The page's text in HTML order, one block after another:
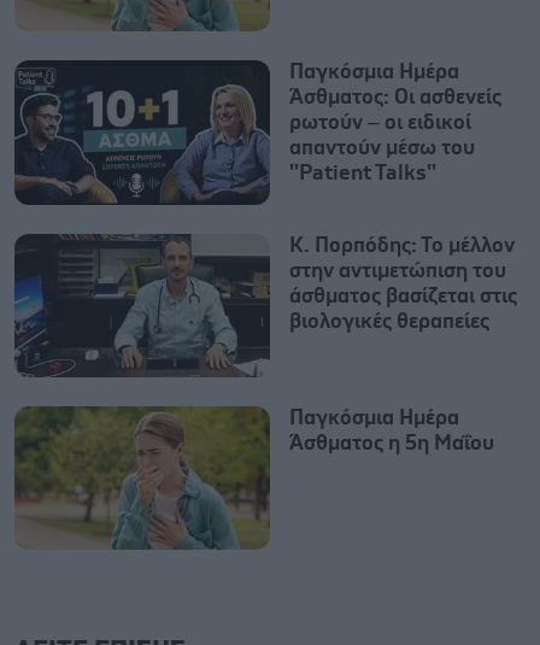
Παγκόσμια Ημέρα
Άσθματος: Οι ασθενείς
ρωτούν – οι ειδικοί
απαντούν μέσω του
''Patient Talks''
Κ. Πορπόδης: Το μέλλον
στην αντιμετώπιση του
άσθματος βασίζεται στις
βιολογικές θεραπείες
Παγκόσμια Ημέρα
Άσθματος η 5η Μαΐου